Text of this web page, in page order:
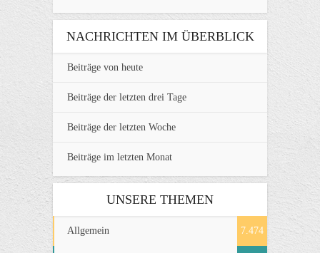
NACHRICHTEN IM ÜBERBLICK
Beiträge von heute
Beiträge der letzten drei Tage
Beiträge der letzten Woche
Beiträge im letzten Monat
UNSERE THEMEN
Allgemein 7.474